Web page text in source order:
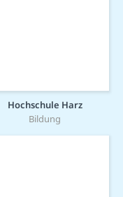
Hochschule Harz
Bildung